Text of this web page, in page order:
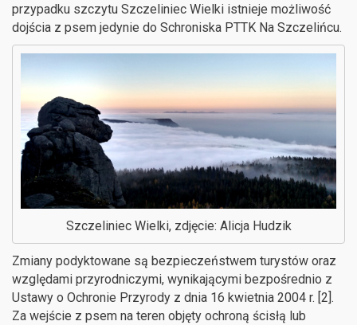
przypadku szczytu Szczeliniec Wielki istnieje możliwość
dojścia z psem jedynie do Schroniska PTTK Na Szczelińcu.
Szczeliniec Wielki, zdjęcie: Alicja Hudzik
Zmiany podyktowane są bezpieczeństwem turystów oraz
względami przyrodniczymi, wynikającymi bezpośrednio z
Ustawy o Ochronie Przyrody z dnia 16 kwietnia 2004 r. [2].
Za wejście z psem na teren objęty ochroną ścisłą lub